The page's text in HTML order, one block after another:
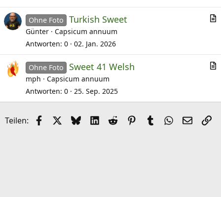
i
Ohne Foto Turkish Sweet
Günter
Capsicum annuum
Antworten 0 02. Jan. 2026
i
Ohne Foto Sweet 41 Welsh
mph
Capsicum annuum
Antworten 0 25. Sep. 2025
Teilen: FacebookX (Twitter)
BlueskyLinkedIn
Reddit Pinterest
Tumblr WhatsApp
E-Mail